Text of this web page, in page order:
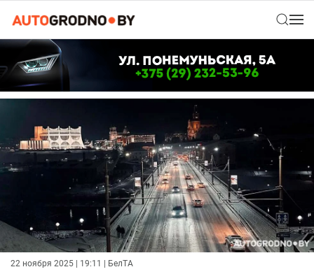
22 ноября 2025 | 19:11 | БелТА